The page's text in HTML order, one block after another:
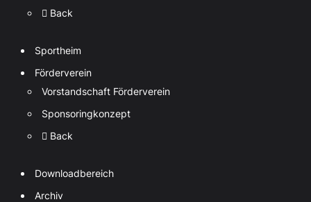
Back
Sportheim
Förderverein
Vorstandschaft Förderverein
Sponsoringkonzept
Back
Downloadbereich
Archiv